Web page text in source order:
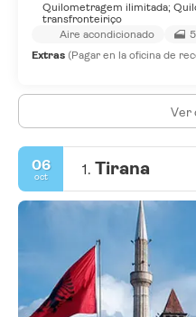
Quilometragem ilimitada;
transfronteiriço
Aire acondicionado
Extras (Pagar en la oficina de
Ver
06
oct 1. Tirana